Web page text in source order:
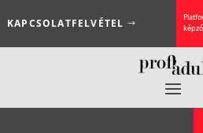
KAPCSOLATFELVÉTEL